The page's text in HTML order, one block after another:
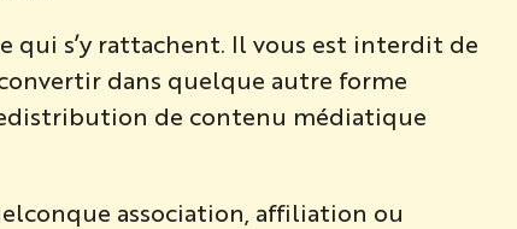
s’y rattachent. Il vous est interdit de
dans quelque autre forme
de contenu médiatique
association, affiliation ou